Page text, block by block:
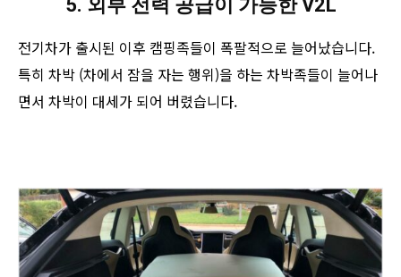
5. 외부 전력 공급이 가능한 V2L
전기차가 출시된 이후 캠핑족들이 폭팔적으로 늘어났습니다.
특히 차박 (차에서 잠을 자는 행위)을 하는 차박족들이 늘어나
면서 차박이 대세가 되어 버렸습니다.